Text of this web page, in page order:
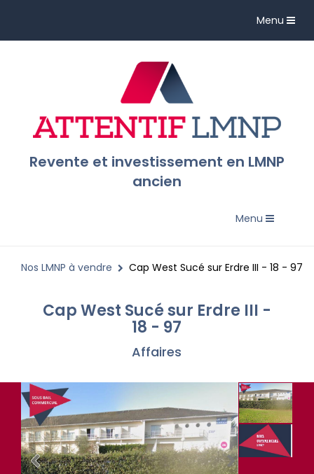
Toggle
Menu
Revente et investissement en LMNP
ancien
Toggle
Menu
Nos LMNP à vendre Cap West Sucé sur Erdre III - 18 - 97
Cap West Sucé sur Erdre III -
18 - 97
Affaires